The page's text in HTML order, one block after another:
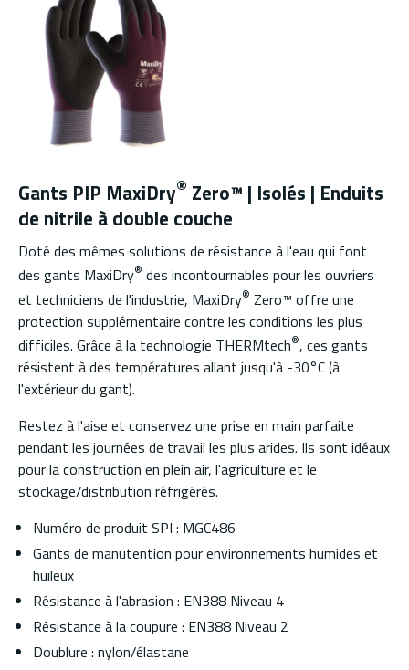
Gants PIP MaxiDry® Zero™ | Isolés | Enduits
de nitrile à double couche
Doté des mêmes solutions de résistance à l'eau qui font
des gants MaxiDry® des incontournables pour les ouvriers
et techniciens de l'industrie, MaxiDry® Zero™ offre une
protection supplémentaire contre les conditions les plus
difficiles. Grâce à la technologie THERMtech®, ces gants
résistent à des températures allant jusqu'à -30°C (à
l'extérieur du gant).
Restez à l'aise et conservez une prise en main parfaite
pendant les journées de travail les plus arides. Ils sont idéaux
pour la construction en plein air, l'agriculture et le
stockage/distribution réfrigérés.
Numéro de produit SPI : MGC486
Gants de manutention pour environnements humides et
huileux
Résistance à l'abrasion : EN388 Niveau 4
Résistance à la coupure : EN388 Niveau 2
Doublure : nylon/élastane